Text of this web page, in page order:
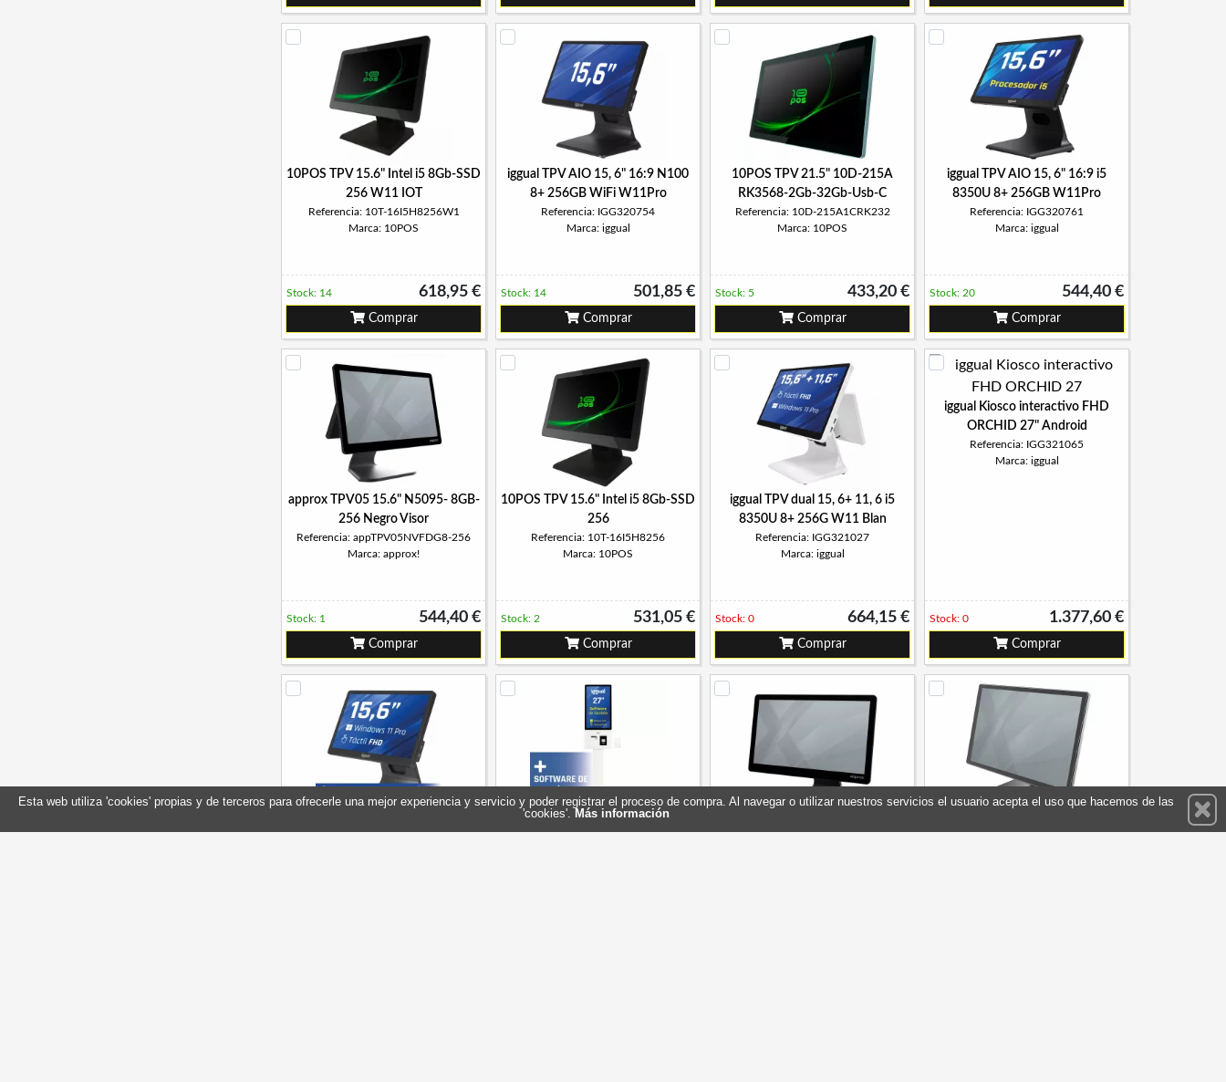
10POS TPV 15.6" Intel i5 8Gb-SSD
256 W11 IOT
Referencia: 10T-16I5H8256W1
Marca: 10POS
618,95 €
Stock: 14
Comprar
iggual TPV AIO 15, 6" 16:9 N100
8+ 256GB WiFi W11Pro
Referencia: IGG320754
Marca: iggual
501,85 €
Stock: 14
Comprar
10POS TPV 21.5" 10D-215A
RK3568-2Gb-32Gb-Usb-C
Referencia: 10D-215A1CRK232
Marca: 10POS
433,20 €
Stock: 5
Comprar
iggual TPV AIO 15, 6" 16:9 i5
8350U 8+ 256GB W11Pro
Referencia: IGG320761
Marca: iggual
544,40 €
Stock: 20
Comprar
approx TPV05 15.6" N5095- 8GB-
256 Negro Visor
Referencia: appTPV05NVFDG8-256
Marca: approx!
544,40 €
Stock: 1
Comprar
10POS TPV 15.6" Intel i5 8Gb-SSD
256
Referencia: 10T-16I5H8256
Marca: 10POS
531,05 €
Stock: 2
Comprar
iggual TPV dual 15, 6+ 11, 6 i5
8350U 8+ 256G W11 Blan
Referencia: IGG321027
Marca: iggual
664,15 €
Stock: 0
Comprar
iggual Kiosco interactivo FHD
ORCHID 27" Android
Referencia: IGG321065
Marca: iggual
1.377,60 €
Stock: 0
Comprar
Esta web utiliza 'cookies' propias y de terceros para ofrecerle una mejor experiencia y servicio y poder registrar el proceso de compra. Al navegar o utilizar nuestros servicios el usuario acepta el uso que hacemos de las
'cookies'. Más información